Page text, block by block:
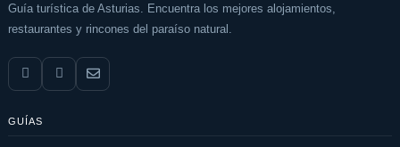
Guía turística de Asturias. Encuentra los mejores alojamientos,
restaurantes y rincones del paraíso natural.
GUÍAS